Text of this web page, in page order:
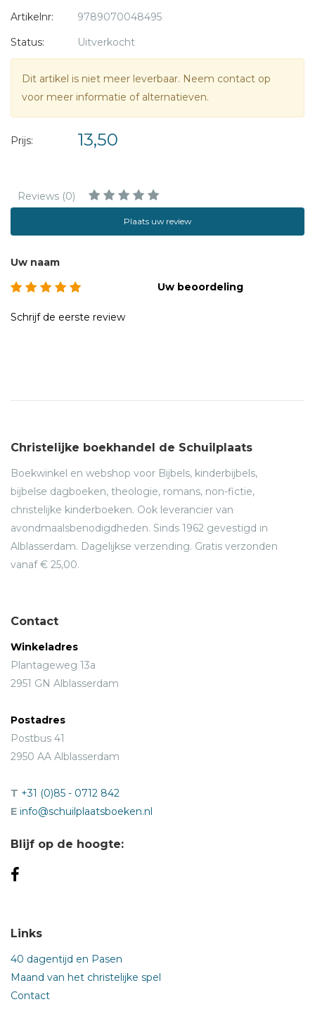
Artikelnr:
9789070048495
Status:
Uitverkocht
Dit artikel is niet meer leverbaar. Neem contact op
voor meer informatie of alternatieven.
Prijs: 13,50
Reviews (0)
Plaats uw review
Uw naam
Uw beoordeling
Schrijf de eerste review
Christelijke boekhandel de Schuilplaats
Boekwinkel en webshop voor Bijbels, kinderbijbels,
bijbelse dagboeken, theologie, romans, non-fictie,
christelijke kinderboeken. Ook leverancier van
avondmaalsbenodigdheden. Sinds 1962 gevestigd in
Alblasserdam. Dagelijkse verzending. Gratis verzonden
vanaf € 25,00.
Contact
Winkeladres
Plantageweg 13a
2951 GN Alblasserdam
Postadres
Postbus 41
2950 AA Alblasserdam
T +31 (0)85 - 0712 842
E info@schuilplaatsboeken.nl
Blijf op de hoogte:
Links
40 dagentijd en Pasen
Maand van het christelijke spel
Contact